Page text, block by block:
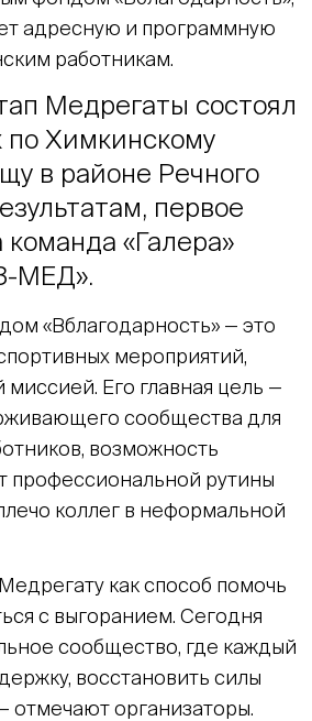
адресную и программную
работникам.
Медрегаты состоял
по Химкинскому
в районе Речного
первое
команда «Галера»
МЕД».
«Вблагодарность» — это
мероприятий,
миссией. Его главная цель —
сообщества для
возможность
профессиональной рутины
коллег в неформальной
как способ помочь
с выгоранием. Сегодня
сообщество, где каждый
восстановить силы
отмечают организаторы.